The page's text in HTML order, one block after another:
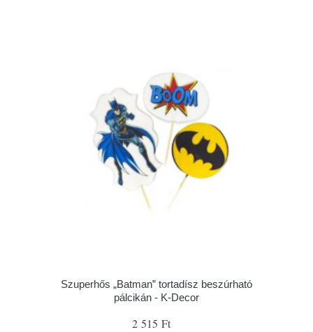
Szuperhős „Batman” tortadísz beszúrható
pálcikán - K-Decor
2 515 Ft